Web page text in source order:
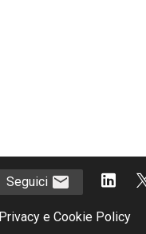
Seguici
Privacy e Cookie Policy